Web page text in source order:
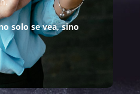
solo se vea, sino